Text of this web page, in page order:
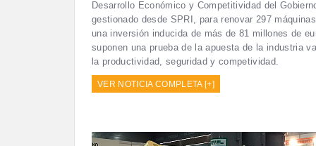
Desarrollo Económico y Competitividad del
gestionado desde SPRI, para renovar 297
una inversión inducida de más de 81 millones de
suponen una prueba de la apuesta de la industria
la productividad, seguridad y competividad.
VER NOTICIA COMPLETA [+]